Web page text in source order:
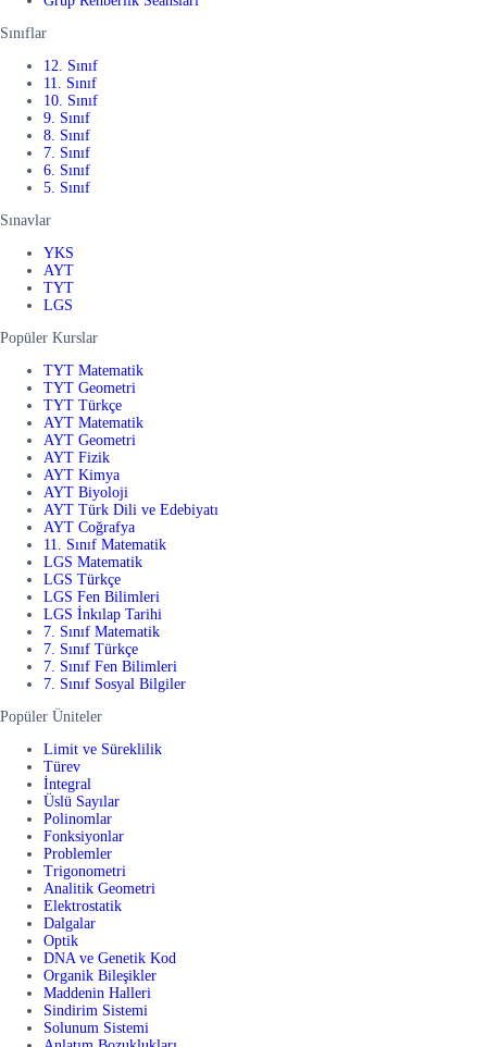
Sınıflar
12. Sınıf
11. Sınıf
10. Sınıf
9. Sınıf
8. Sınıf
7. Sınıf
6. Sınıf
5. Sınıf
Sınavlar
YKS
AYT
TYT
LGS
Popüler Kurslar
TYT Matematik
TYT Geometri
TYT Türkçe
AYT Matematik
AYT Geometri
AYT Fizik
AYT Kimya
AYT Biyoloji
AYT Türk Dili ve Edebiyatı
AYT Coğrafya
11. Sınıf Matematik
LGS Matematik
LGS Türkçe
LGS Fen Bilimleri
LGS İnkılap Tarihi
7. Sınıf Matematik
7. Sınıf Türkçe
7. Sınıf Fen Bilimleri
7. Sınıf Sosyal Bilgiler
Popüler Üniteler
Limit ve Süreklilik
Türev
İntegral
Üslü Sayılar
Polinomlar
Fonksiyonlar
Problemler
Trigonometri
Analitik Geometri
Elektrostatik
Dalgalar
Optik
DNA ve Genetik Kod
Organik Bileşikler
Maddenin Halleri
Sindirim Sistemi
Solunum Sistemi